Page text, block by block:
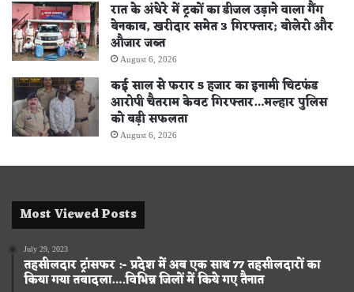
रात के अंधेरे में ट्रकों का डीजल उड़ाने वाला गैंग
बेनकाब, खरीदार समेत 3 गिरफ्तार; बोलेरो और
औजार जब्त
August 6, 2026
कई साल से फरार 5 हजार का इनामी चिटफंड
आरोपी चैतराम केवट गिरफ्तार…मल्हार पुलिस
को बड़ी सफलता
August 6, 2026
Most Viewed Posts
July 29, 2023
तहसीलदार ट्रांसफर :- प्रदेश में अब एक साथ 77 तहसीलदारों का
किया गया तबादला….विभिन्न जिलों में किये गए तैनात